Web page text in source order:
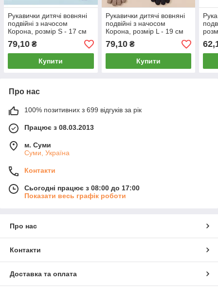
Рукавички дитячі вовняні
подвійні з начосом
Корона, розмір S - 17 см
(5-7 років), асорті, 0638
79,10 ₴
Купити
Рукавички дитячі вовняні
подвійні з начосом
Корона, розмір L - 19 см
(10-12 років), асорті, 0240
79,10₴
Купити
Про нас
100% позитивних з 699 відгуків за рік
Працює з 08.03.2013
м. Суми
Суми, Україна
Контакти
Сьогодні працює з 08:00 до 17:00
Показати весь графік роботи
Про нас
Контакти
Доставка та оплата